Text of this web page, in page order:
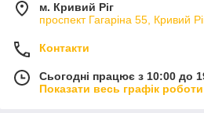
м. Кривий Ріг
проспект Гагаріна 55, Кривий
Контакти
Сьогодні працює з 10:00 до
Показати весь графік роботи